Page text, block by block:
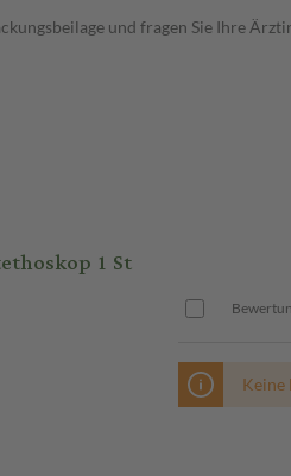
und fragen Sie Ihre
1 St
Keine